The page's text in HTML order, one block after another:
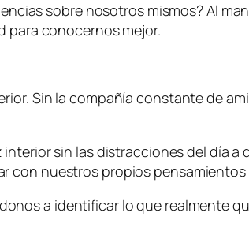
sobre nosotros mismos? Al
para conocernos mejor.
Sin la compañía constante de
sin las distracciones del día a
con nuestros propios
a identificar lo que realmente